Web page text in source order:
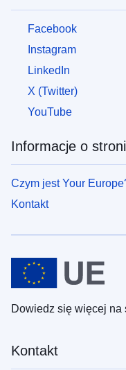
Facebook
Instagram
LinkedIn
X (Twitter)
YouTube
Informacje o
Czym jest Your
Kontakt
Dowiedz się więcej na
Kontakt